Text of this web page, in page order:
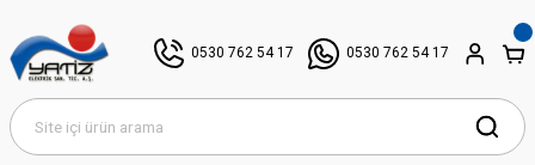
0530 762 54 17 0530 762 54 17